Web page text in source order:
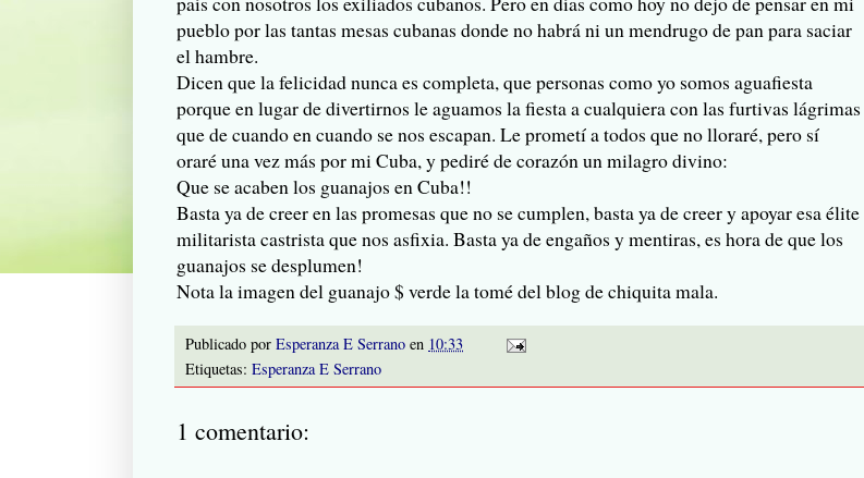
pueblo por las tantas mesas cubanas donde no habrá ni un mendrugo de pan para saciar
el hambre.
Dicen que la felicidad nunca es completa, que personas como yo somos aguafiesta
porque en lugar de divertirnos le aguamos la fiesta a cualquiera con las furtivas lágrimas
que de cuando en cuando se nos escapan. Le prometí a todos que no lloraré, pero sí
oraré una vez más por mi Cuba, y pediré de corazón un milagro divino:
Que se acabenlos guanajos en Cuba!!
Basta ya de creer en las promesas que no se cumplen, basta ya de creer y apoyar esaélite
militaristacastristaque nos asfixia. Basta ya de engaños y mentiras, es hora de que los
guanajos se desplumen!
Nota la imagen del guanajo $ verde la tomé del blog de chiquita mala.
Publicado por Esperanza E Serrano en 10:33
Etiquetas: Esperanza E Serrano
1 comentario: